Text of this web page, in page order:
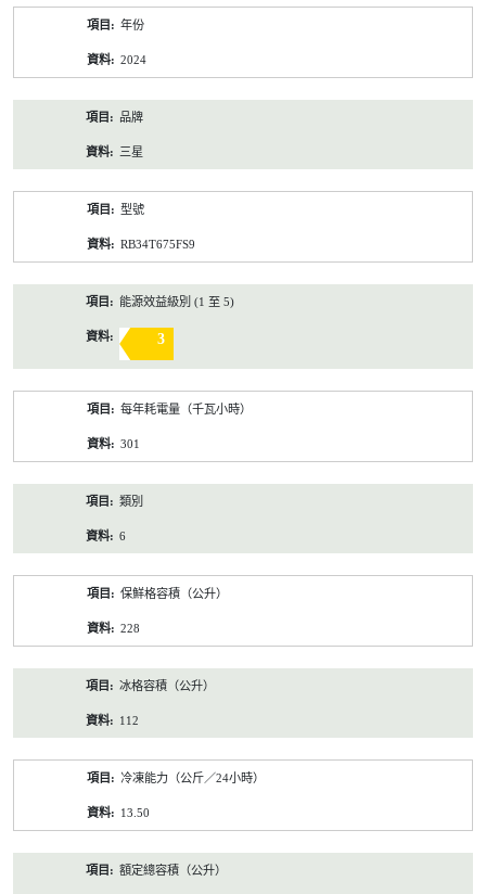
年份
2024
品牌
三星
型號
RB34T675FS9
能源效益級別 (1 至 5)
3
每年耗電量（千瓦小時）
301
類別
6
保鮮格容積（公升）
228
冰格容積（公升）
112
冷凍能力（公斤／24小時）
13.50
額定總容積（公升）